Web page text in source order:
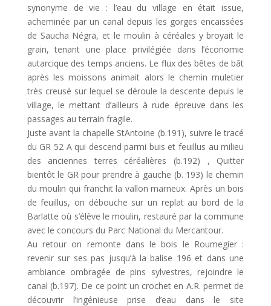
synonyme de vie : l’eau du village en était issue,
acheminée par un canal depuis les gorges encaissées
de Saucha Négra, et le moulin à céréales y broyait le
grain, tenant une place privilégiée dans l’économie
autarcique des temps anciens. Le flux des bêtes de bât
après les moissons animait alors le chemin muletier
très creusé sur lequel se déroule la descente depuis le
village, le mettant d’ailleurs à rude épreuve dans les
passages au terrain fragile.
Juste avant la chapelle StAntoine (b.191), suivre le tracé
du GR 52 A qui descend parmi buis et feuillus au milieu
des anciennes terres céréalières (b.192) , Quitter
bientôt le GR pour prendre à gauche (b. 193) le chemin
du moulin qui franchit la vallon marneux. Après un bois
de feuillus, on débouche sur un replat au bord de la
Barlatte où s’élève le moulin, restauré par la commune
avec le concours du Parc National du Mercantour.
Au retour on remonte dans le bois le Roumegier :
revenir sur ses pas jusqu’à la balise 196 et dans une
ambiance ombragée de pins sylvestres, rejoindre le
canal (b.197). De ce point un crochet en A.R. permet de
découvrir l’ingénieuse prise d’eau dans le site